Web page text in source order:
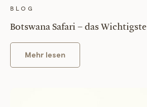
BLOG
Botswana Safari – das Wichtigste
Mehr lesen